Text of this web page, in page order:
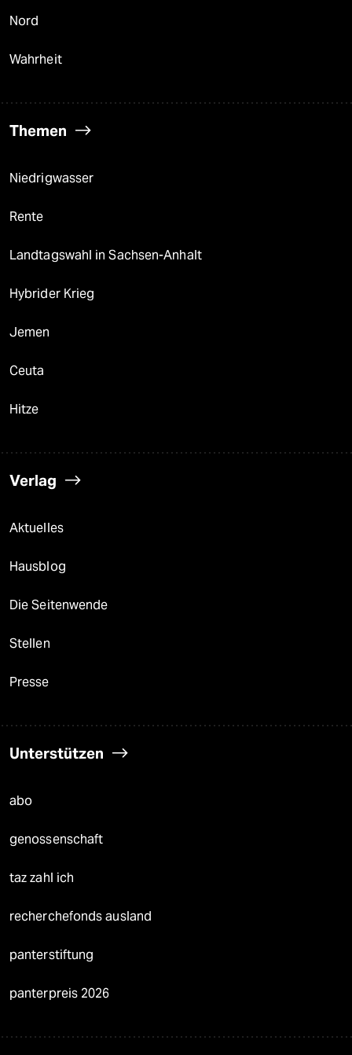
Nord
Wahrheit
Themen
Niedrigwasser
Rente
Landtagswahl in Sachsen-Anhalt
Hybrider Krieg
Jemen
Ceuta
Hitze
Verlag
Aktuelles
Hausblog
Die Seitenwende
Stellen
Presse
Unterstützen
abo
genossenschaft
taz zahl ich
recherchefonds ausland
panterstiftung
panterpreis 2026